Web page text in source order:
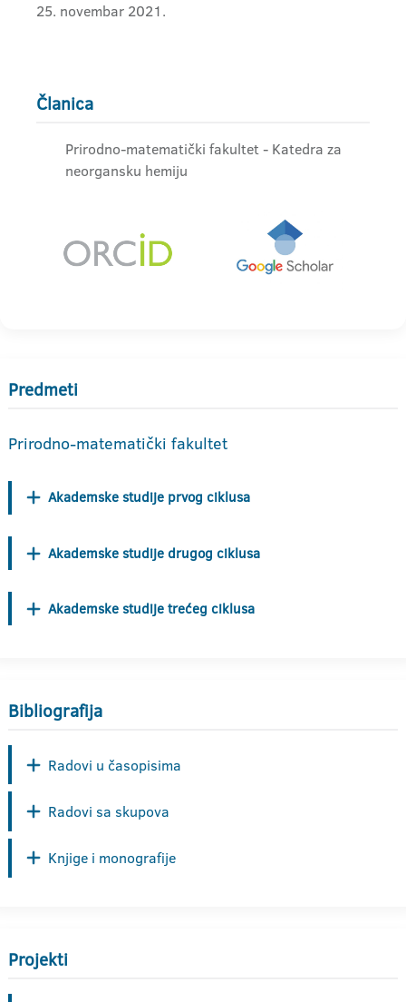
25. novembar 2021.
Članica
Prirodno-matematički fakultet - Katedra za
neorgansku hemiju
Predmeti
Prirodno-matematički fakultet
Akademske studije prvog ciklusa
Akademske studije drugog ciklusa
Akademske studije trećeg ciklusa
Bibliografija
Radovi u časopisima
Radovi sa skupova
Knjige i monografije
Projekti